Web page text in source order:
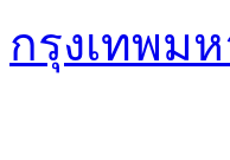
กรุงเทพม